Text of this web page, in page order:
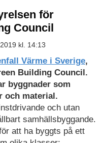
för
Council
kl. 14:13
Värme i Sverige,
Building Council.
byggnader som
och material.
och utan
samhällsbyggande.
att ha byggts på ett